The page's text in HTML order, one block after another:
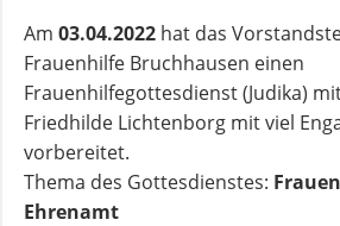
Am 03.04.2022 hat das
Frauenhilfe Bruchhausen einen
Frauenhilfegottesdienst (Judika)
Friedhilde Lichtenborg mit viel
vorbereitet.
Thema des Gottesdienstes:
Ehrenamt